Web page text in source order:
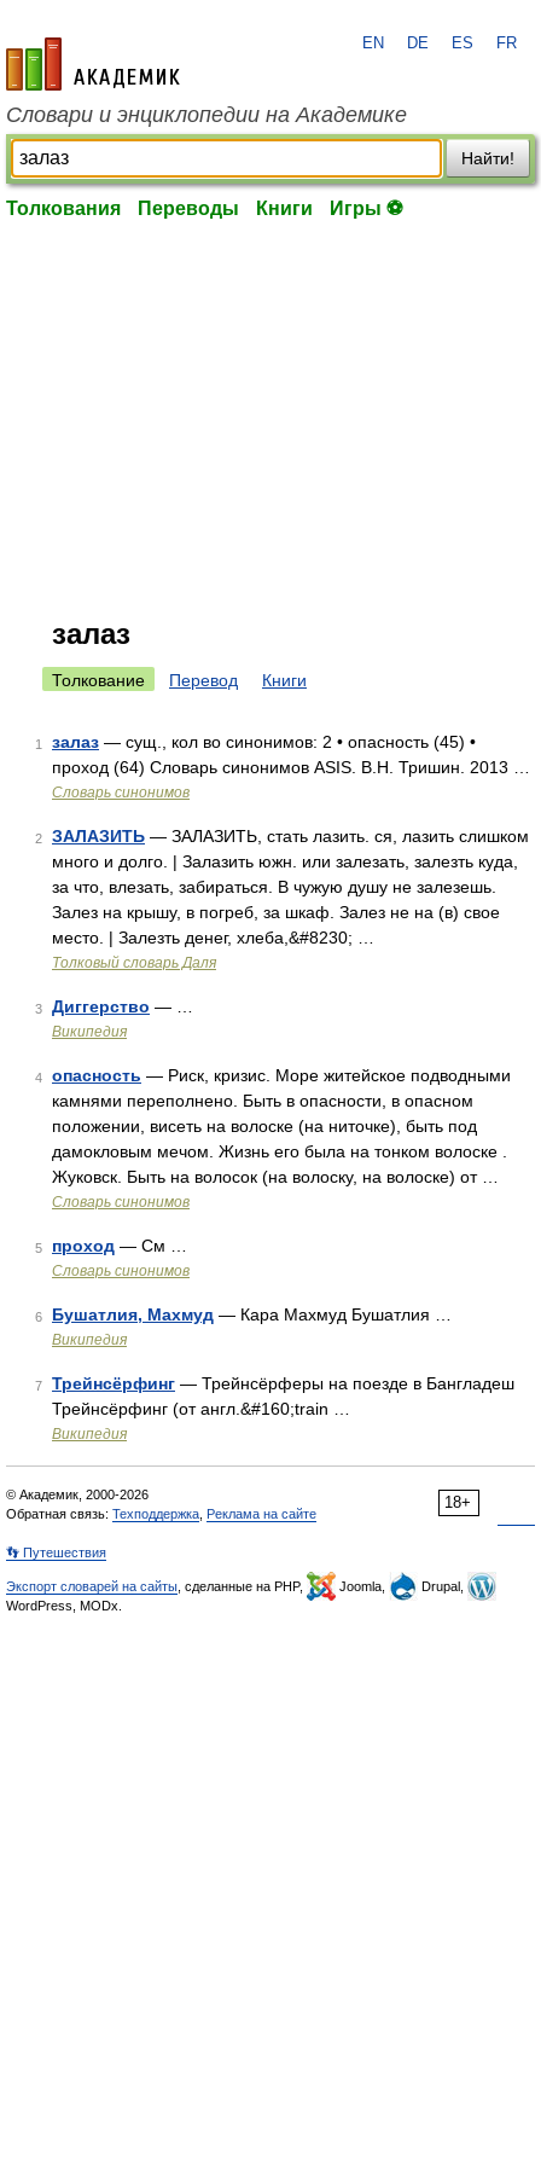
academic.ru
EN DE ES FR
Словари и энциклопедии на Академике
Найти!
Толкования Переводы Книги Игры ⚽
залаз
Толкование Перевод Книги
1 залаз — сущ., кол во синонимов: 2 • опасность (45) •
проход (64) Словарь синонимов ASIS. В.Н. Тришин. 2013 …
Словарь синонимов
2 ЗАЛАЗИТЬ — ЗАЛАЗИТЬ, стать лазить. ся, лазить слишком
много и долго. | Залазить южн. или залезать, залезть куда,
за что, влезать, забираться. В чужую душу не залезешь.
Залез на крышу, в погреб, за шкаф. Залез не на (в) свое
место. | Залезть денег, хлеба,&#8230; …
Толковый словарь Даля
3 Диггерство — …
Википедия
4 опасность — Риск, кризис. Море житейское подводными
камнями переполнено. Быть в опасности, в опасном
положении, висеть на волоске (на ниточке), быть под
дамокловым мечом. Жизнь его была на тонком волоске .
Жуковск. Быть на волосок (на волоску, на волоске) от …
Словарь синонимов
5 проход — См …
Словарь синонимов
6 Бушатлия, Махмуд — Кара Махмуд Бушатлия …
Википедия
7 Трейнсёрфинг — Трейнсёрферы на поезде в Бангладеш
Трейнсёрфинг (от англ.&#160;train …
Википедия
18+
© Академик, 2000-2026
Обратная связь: Техподдержка Реклама на сайте
👣 Путешествия
Экспорт словарей на сайты , сделанные на PHP, Joomla,
Drupal,
WordPress, MODx.